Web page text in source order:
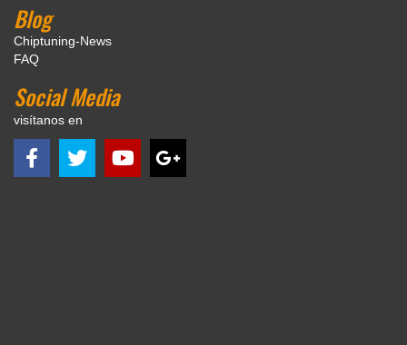
Blog
Chiptuning-News
FAQ
Social Media
visítanos en